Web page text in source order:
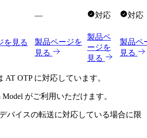
— 対応 対応
を見る
製品ページを
見る
製品ペ
ージを
見る
製品ペ
見る
AT OTP に対応しています。
Model がご利用いただけます。
バイスの転送に対応している場合に限